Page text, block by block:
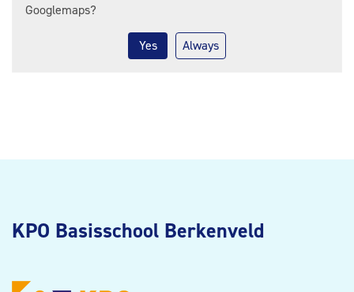
Googlemaps?
Yes Always
KPO Basisschool Berkenveld